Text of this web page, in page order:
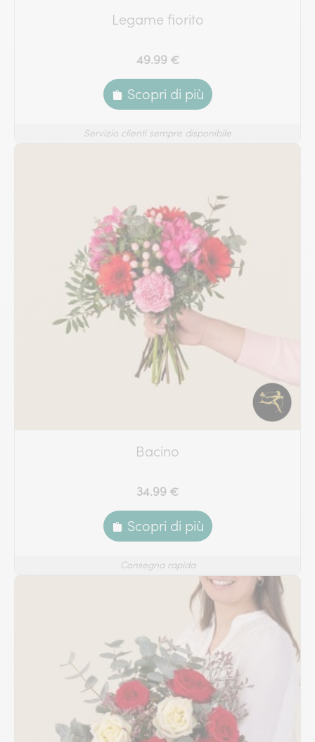
Legame fiorito
49.99 €
Scopri di più
Servizio clienti sempre disponibile
Bacino
34.99 €
Scopri di più
Consegna rapida